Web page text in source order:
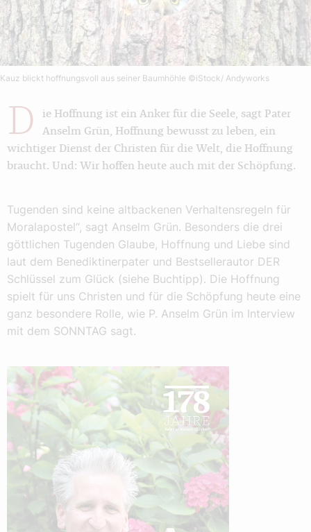
Kauz blickt hoffnungsvoll aus seiner Baumhöhle ©iStock/ Andyworks
D
ie Hoffnung ist ein Anker für die Seele, sagt Pater
Anselm Grün, Hoffnung bewusst zu leben, ein
wichtiger Dienst der Christen für die Welt, die Hoffnung
braucht. Und: Wir hoffen heute auch mit der Schöpfung.
Tugenden sind keine altbackenen Verhaltensregeln für
Moralapostel“, sagt Anselm Grün. Besonders die drei
göttlichen Tugenden Glaube, Hoffnung und Liebe sind
laut dem Benediktinerpater und Bestsellerautor DER
Schlüssel zum Glück (siehe Buchtipp). Die Hoffnung
spielt für uns Christen und für die Schöpfung heute eine
ganz besondere Rolle, wie P. Anselm Grün im Interview
mit dem SONNTAG sagt.